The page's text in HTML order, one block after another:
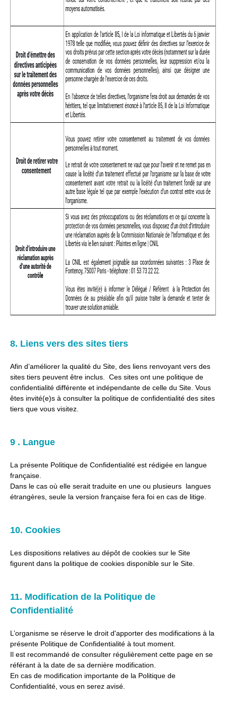
8. Liens vers des sites tiers
Afin d’améliorer la qualité du Site, des liens renvoyant vers des
sites tiers peuvent être inclus. Ces sites ont une politique de
confidentialité différente et indépendante de celle du Site. Vous
êtes invité(e)s à consulter la politique de confidentialité des sites
tiers que vous visitez.
9 . Langue
La présente Politique de Confidentialité est rédigée en langue
française.
Dans le cas où elle serait traduite en une ou plusieurs langues
étrangères, seule la version française fera foi en cas de litige.
10. Cookies
Les dispositions relatives au dépôt de cookies sur le Site
figurent dans la politique de cookies disponible sur le Site.
11. Modification de la Politique de
Confidentialité
L’organisme se réserve le droit d'apporter des modifications à la
présente Politique de Confidentialité à tout moment.
Il est recommandé de consulter régulièrement cette page en se
référant à la date de sa dernière modification.
En cas de modification importante de la Politique de
Confidentialité, vous en serez avisé.